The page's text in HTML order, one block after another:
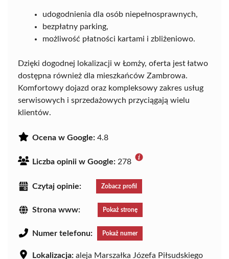
udogodnienia dla osób niepełnosprawnych,
bezpłatny parking,
możliwość płatności kartami i zbliżeniowo.
Dzięki dogodnej lokalizacji w Łomży, oferta jest łatwo
dostępna również dla mieszkańców Zambrowa.
Komfortowy dojazd oraz kompleksowy zakres usług
serwisowych i sprzedażowych przyciągają wielu
klientów.
Ocena w Google: 4.8
Liczba opinii w Google: 278
Czytaj opinie: Zobacz profil
Strona www: Pokaż stronę
Numer telefonu: Pokaż numer
Lokalizacja: aleja Marszałka Józefa Piłsudskiego